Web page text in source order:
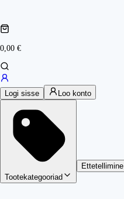
0,00 €
Logi sisse Loo konto
Tootekategooriad
Ettetellimine